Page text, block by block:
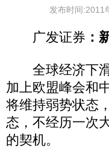
发布时间:2011
广发证券 ：
全球经济下滑
加上欧盟峰会和
将维持弱势状态
态，不经历一次
的契机。